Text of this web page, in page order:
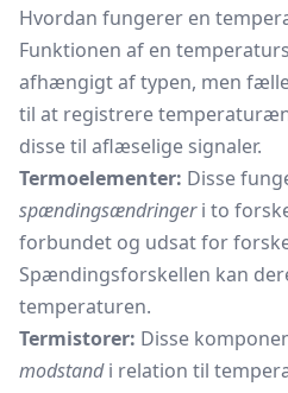
Hvordan fungerer en
Funktionen af en
afhængigt af typen, men
til at registrere
disse til aflæselige signaler.
Termoelementer: Disse
spændingsændringeri to
forbundet og udsat for
Spændingsforskellen kan
temperaturen.
Termistorer: Disse
modstandi relation til